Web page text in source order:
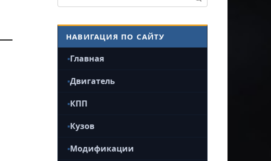
НАВИГАЦИЯ ПО САЙТУ
Главная
Двигатель
КПП
Кузов
Модификации